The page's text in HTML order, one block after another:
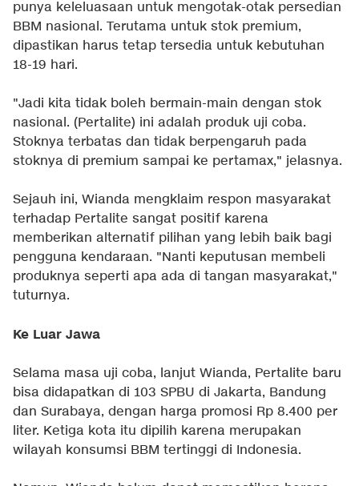
punya keleluasaan untuk mengotak-otak persedian
BBM nasional. Terutama untuk stok premium,
dipastikan harus tetap tersedia untuk kebutuhan
18-19 hari.
"Jadi kita tidak boleh bermain-main dengan stok
nasional. (Pertalite) ini adalah produk uji coba.
Stoknya terbatas dan tidak berpengaruh pada
stoknya di premium sampai ke pertamax," jelasnya.
Sejauh ini, Wianda mengklaim respon masyarakat
terhadap Pertalite sangat positif karena
memberikan alternatif pilihan yang lebih baik bagi
pengguna kendaraan. "Nanti keputusan membeli
produknya seperti apa ada di tangan masyarakat,"
tuturnya.
Ke Luar Jawa
Selama masa uji coba, lanjut Wianda, Pertalite baru
bisa didapatkan di 103 SPBU di Jakarta, Bandung
dan Surabaya, dengan harga promosi Rp 8.400 per
liter. Ketiga kota itu dipilih karena merupakan
wilayah konsumsi BBM tertinggi di Indonesia.